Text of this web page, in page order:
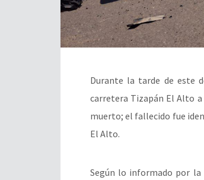
Durante la tarde de este
carretera Tizapán El Alto a
muerto; el fallecido fue
El Alto.
Según lo informado por